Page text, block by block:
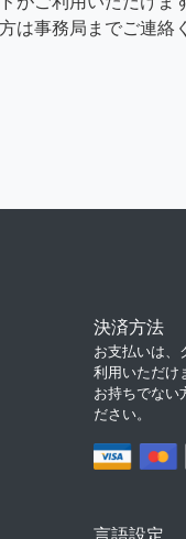
は事務局までご連絡
決済方法
お支払いは、
利用いただけ
お持ちでない
ださい。
言語設定